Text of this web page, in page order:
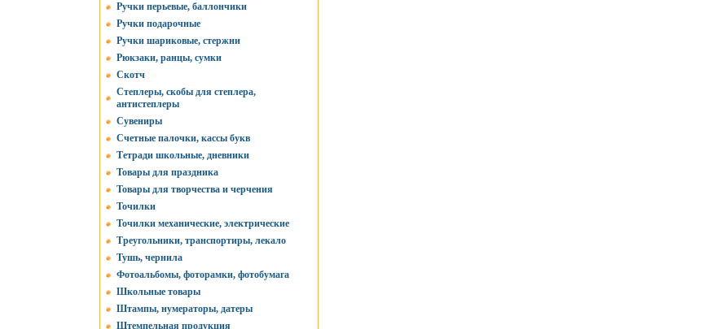
Ручки перьевые, баллончики
Ручки подарочные
Ручки шариковые, стержни
Рюкзаки, ранцы, сумки
Скотч
Степлеры, скобы для степлера,
антистеплеры
Сувениры
Счетные палочки, кассы букв
Тетради школьные, дневники
Товары для праздника
Товары для творчества и черчения
Точилки
Точилки механические, электрические
Треугольники, транспортиры, лекало
Тушь, чернила
Фотоальбомы, фоторамки, фотобумага
Школьные товары
Штампы, нумераторы, датеры
Штемпельная продукция